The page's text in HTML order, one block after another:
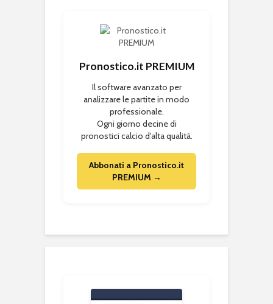
Pronostico.it PREMIUM
Il software avanzato per
analizzare le partite in modo
professionale.
Ogni giorno decine di
pronostici calcio d'alta qualità.
Abbonati a Pronostico.it
PREMIUM →